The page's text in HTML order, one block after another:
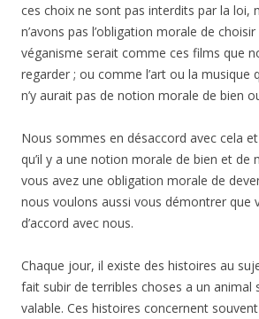
ces choix ne sont pas interdits par la loi,
n’avons pas l’obligation morale de choisir
véganisme serait comme ces films que
regarder ; ou comme l’art ou la musique
n’y aurait pas de notion morale de bien
Nous sommes en désaccord avec cela
qu’il y a une notion morale de bien et de
vous avez une obligation morale de
nous voulons aussi vous démontrer que
d’accord avec nous.
Chaque jour, il existe des histoires au
fait subir de terribles choses a un animal
valable. Ces histoires concernent